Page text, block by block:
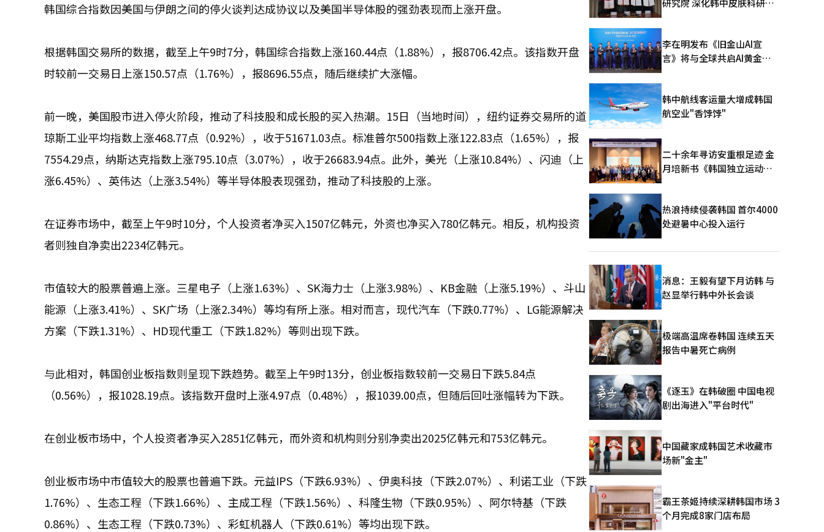
韩国综合指数因美国与伊朗之间的停火谈判达成协议以及美国半导体股的强劲表现而上涨开盘。
根据韩国交易所的数据，截至上午9时7分，韩国综合指数上涨160.44点（1.88%），报8706.42点。该指数开盘
时较前一交易日上涨150.57点（1.76%），报8696.55点，随后继续扩大涨幅。
前一晚，美国股市进入停火阶段，推动了科技股和成长股的买入热潮。15日（当地时间），纽约证券交易所的道
琼斯工业平均指数上涨468.77点（0.92%），收于51671.03点。标准普尔500指数上涨122.83点（1.65%），报
7554.29点，纳斯达克指数上涨795.10点（3.07%），收于26683.94点。此外，美光（上涨10.84%）、闪迪（上
涨6.45%）、英伟达（上涨3.54%）等半导体股表现强劲，推动了科技股的上涨。
在证券市场中，截至上午9时10分，个人投资者净买入1507亿韩元，外资也净买入780亿韩元。相反，机构投资
者则独自净卖出2234亿韩元。
市值较大的股票普遍上涨。三星电子（上涨1.63%）、SK海力士（上涨3.98%）、KB金融（上涨5.19%）、斗山
能源（上涨3.41%）、SK广场（上涨2.34%）等均有所上涨。相对而言，现代汽车（下跌0.77%）、LG能源解决
方案（下跌1.31%）、HD现代重工（下跌1.82%）等则出现下跌。
与此相对，韩国创业板指数则呈现下跌趋势。截至上午9时13分，创业板指数较前一交易日下跌5.84点
（0.56%），报1028.19点。该指数开盘时上涨4.97点（0.48%），报1039.00点，但随后回吐涨幅转为下跌。
在创业板市场中，个人投资者净买入2851亿韩元，而外资和机构则分别净卖出2025亿韩元和753亿韩元。
创业板市场中市值较大的股票也普遍下跌。元益IPS（下跌6.93%）、伊奥科技（下跌2.07%）、利诺工业（下跌
1.76%）、生态工程（下跌1.66%）、主成工程（下跌1.56%）、科隆生物（下跌0.95%）、阿尔特基（下跌
0.86%）、生态工程（下跌0.73%）、彩虹机器人（下跌0.61%）等均出现下跌。
李在明发布《旧金山AI宣
言》将与全球共启AI黄金时
韩中航线客运量大增成韩国
航空业"香饽饽"
二十余年寻访安重根足迹 金
月培新书《韩国独立运动圣
热浪持续侵袭韩国 首尔4000
处避暑中心投入运行
消息：王毅有望下月访韩 与
赵显举行韩中外长会谈
极端高温席卷韩国 连续五天
报告中暑死亡病例
《逐玉》在韩破圈 中国电视
剧出海进入"平台时代"
中国藏家成韩国艺术收藏市
场新"金主"
霸王茶姬持续深耕韩国市场 3
个月完成8家门店布局